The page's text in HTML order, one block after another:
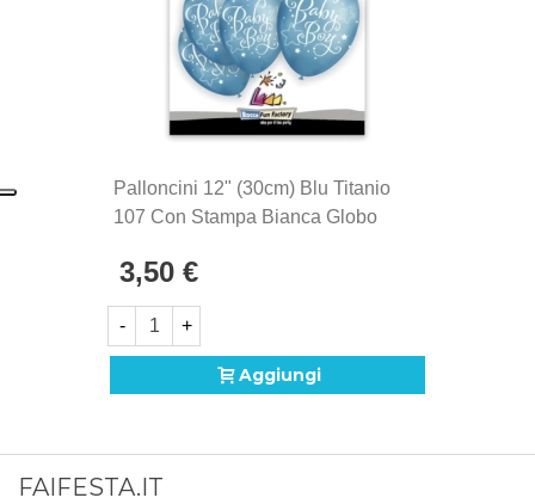
Palloncini 12" (30cm) Blu Titanio
107 Con Stampa Bianca Globo
3,50 €
- +
Aggiungi
FAIFESTA.IT